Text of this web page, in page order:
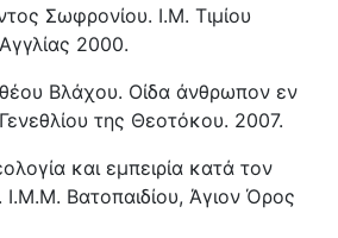
Σωφρονίου. Ι.Μ. Τιμίου
2000.
Βλάχου. Οίδα άνθρωπον εν
της Θεοτόκου. 2007.
και εμπειρία κατά τον
Βατοπαιδίου, Άγιον Όρος